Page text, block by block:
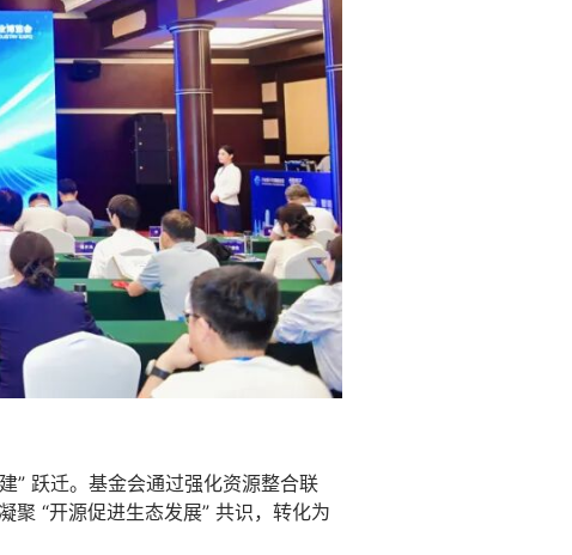
” 跃迁。基金会通过强化资源整合联
聚 “开源促进生态发展” 共识，转化为